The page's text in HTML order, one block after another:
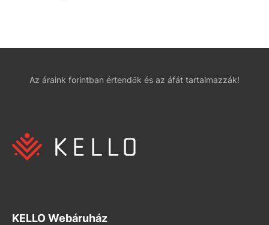
Az áraink forintban értendők és az áfát tartalmazzák!
KELLO Webáruház